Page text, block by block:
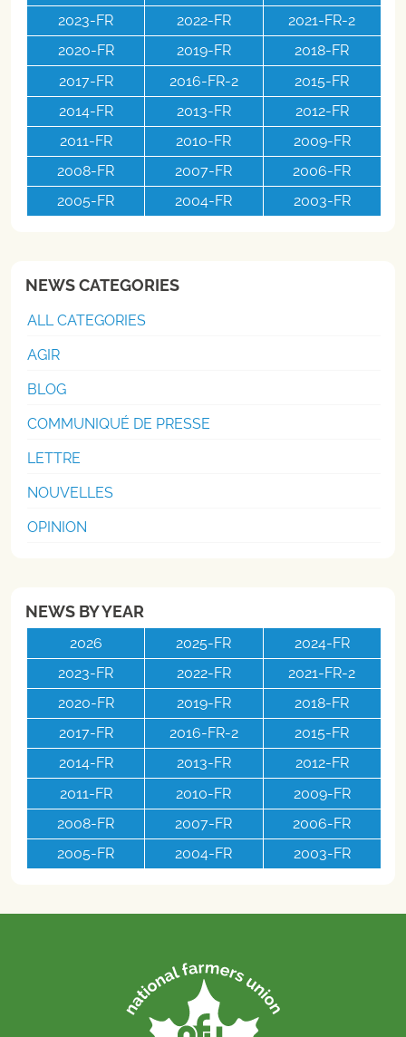
2023-FR
2022-FR
2021-FR-2
2020-FR
2019-FR
2018-FR
2017-FR
2016-FR-2
2015-FR
2014-FR
2013-FR
2012-FR
2011-FR
2010-FR
2009-FR
2008-FR
2007-FR
2006-FR
2005-FR
2004-FR 2003-FR
NEWS CATEGORIES
ALL CATEGORIES
AGIR
BLOG
COMMUNIQUÉ DE PRESSE
LETTRE
NOUVELLES
OPINION
NEWS BY YEAR
2026 2025-FR
2024-FR
2023-FR
2022-FR
2021-FR-2
2020-FR
2019-FR
2018-FR
2017-FR
2016-FR-2
2015-FR
2014-FR
2013-FR
2012-FR
2011-FR
2010-FR
2009-FR
2008-FR
2007-FR
2006-FR
2005-FR
2004-FR 2003-FR